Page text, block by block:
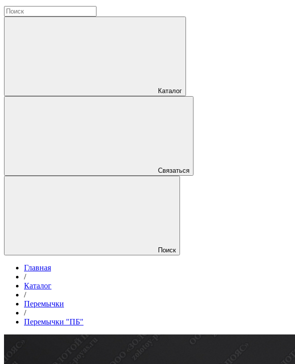
Каталог
Связаться
Поиск
Главная
/
Каталог
/
Перемычки
/
Перемычки "ПБ"